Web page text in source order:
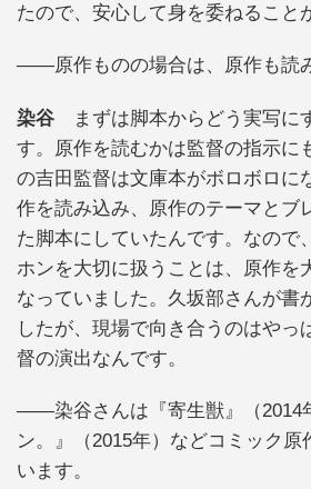
たので、安心して身を委ねること
――原作ものの場合は、原作も読
染谷 まずは脚本からどう実写に
す。原作を読むかは監督の指示に
の吉田監督は文庫本がボロボロに
作を読み込み、原作のテーマとブ
た脚本にしていたんです。なので
ホンを大切に扱うことは、原作を
なっていました。久坂部さんが書
したが、現場で向き合うのはやっ
督の演出なんです。
――染谷さんは『寄生獣』（2014
ン。』（2015年）などコミック原
います。